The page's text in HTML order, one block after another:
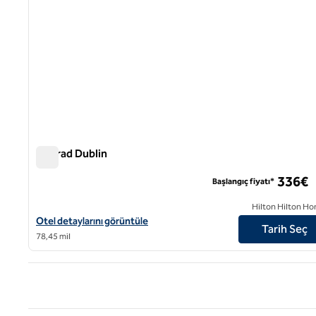
Conrad Dublin
Conrad Dublin için otel detaylarını görüntüleyin
Otel detaylarını görüntüle
78,45 mil
Başlangıç fiyatı* 336€
Hilton Hilton
Tarih Seç